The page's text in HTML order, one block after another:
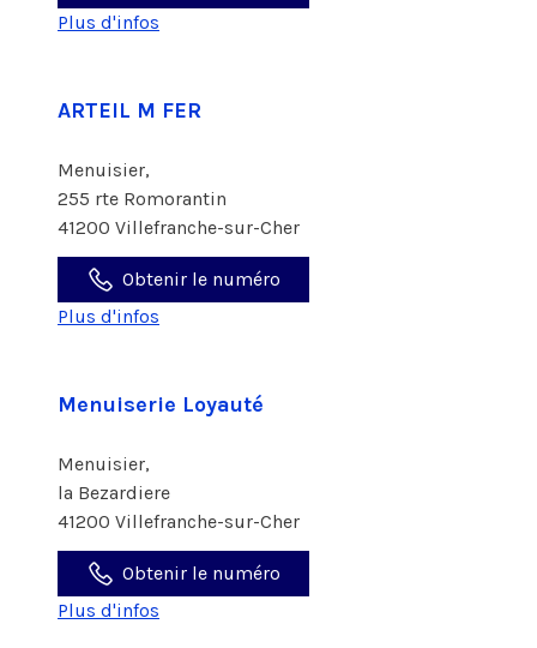
Plus d'infos
ARTEIL M FER
Menuisier,
255 rte Romorantin
41200 Villefranche-sur-Cher
Obtenir le numéro
Plus d'infos
Menuiserie Loyauté
Menuisier,
la Bezardiere
41200 Villefranche-sur-Cher
Obtenir le numéro
Plus d'infos